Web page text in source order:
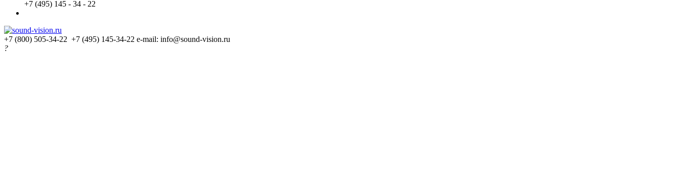
+7 (495) 145 - 34 - 22
+7 (800) 505-34-22 +7 (495) 145-34-22 e-mail: info@sound-vision.ru
?